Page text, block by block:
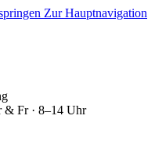
Zur Hauptnavigation
& Fr · 8–14 Uhr